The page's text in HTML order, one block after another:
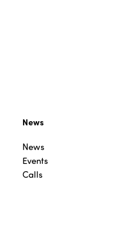
News
News
Events
Calls